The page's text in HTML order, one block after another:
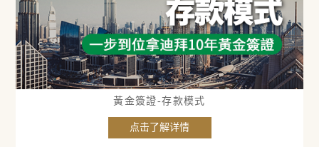
黃金簽證-存款模式
点击了解详情